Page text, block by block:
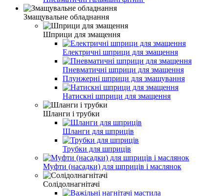
Змащувальне обладнання
Шприци для змащення
Електричні шприци для змащення
Пневматичні шприци для змащення
Плунжерні шприци для змащування
Натискні шприци для змащення
Шланги і трубки
Шланги для шприців
Трубки для шприців
Муфти (насадки) для шприців і маслянок
Солідолнагнітачі